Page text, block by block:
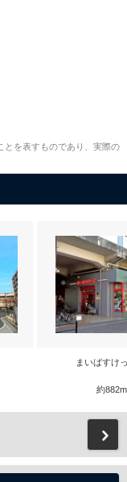
を表すものであり、実際の
まいばすけ
約